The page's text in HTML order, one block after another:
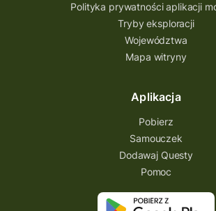
Park Etnograficzny w Tokarni
Park Etnograficzny
natura
mazowieckie
Hutniczy Ostrowiec
gry
gry edukacyjne
Polityka prywatności aplikacji
Tryby eksploracji
Województwa
Mapa witryny
Aplikacja
Pobierz
Samouczek
Dodawaj Questy
Pomoc